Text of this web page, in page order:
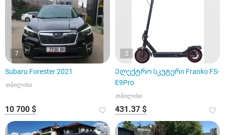
7
Subaru Forester 2021
თბილისი
10 700 $
2
Ელექტრო სკუტერი Franko FS-
E9Pro
თბილისი
431.37 $